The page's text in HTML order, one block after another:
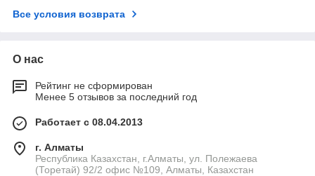
Все условия возврата
О нас
Рейтинг не сформирован
Менее 5 отзывов за последний год
Работает с 08.04.2013
г. Алматы
Республика Казахстан, г.Алматы, ул. Полежаева
(Торетай) 92/2 офис №109, Алматы, Казахстан